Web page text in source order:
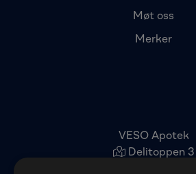
Møt oss
Merker
VESO Apotek
Delitoppen 3